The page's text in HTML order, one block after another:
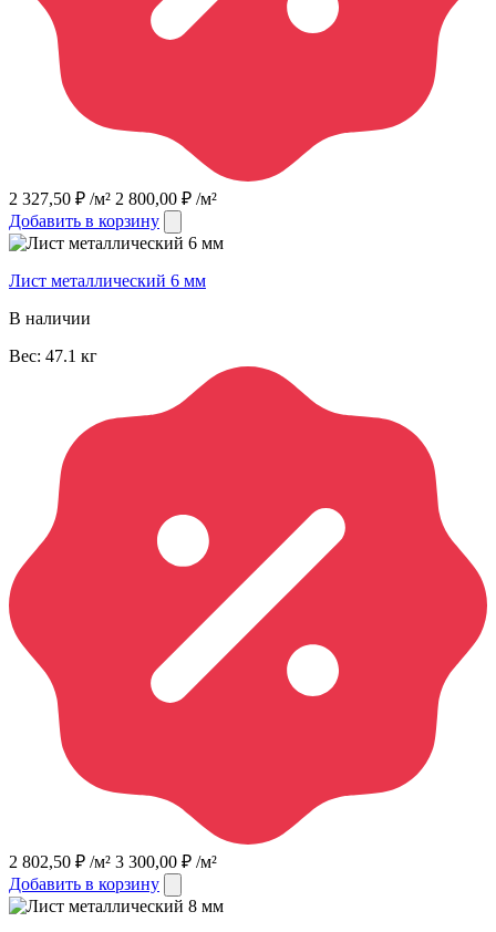
2 327,50 ₽ /м² 2 800,00 ₽ /м²
Добавить в корзину
Лист металлический 6 мм
В наличии
Вес: 47.1 кг
2 802,50 ₽ /м² 3 300,00 ₽ /м²
Добавить в корзину